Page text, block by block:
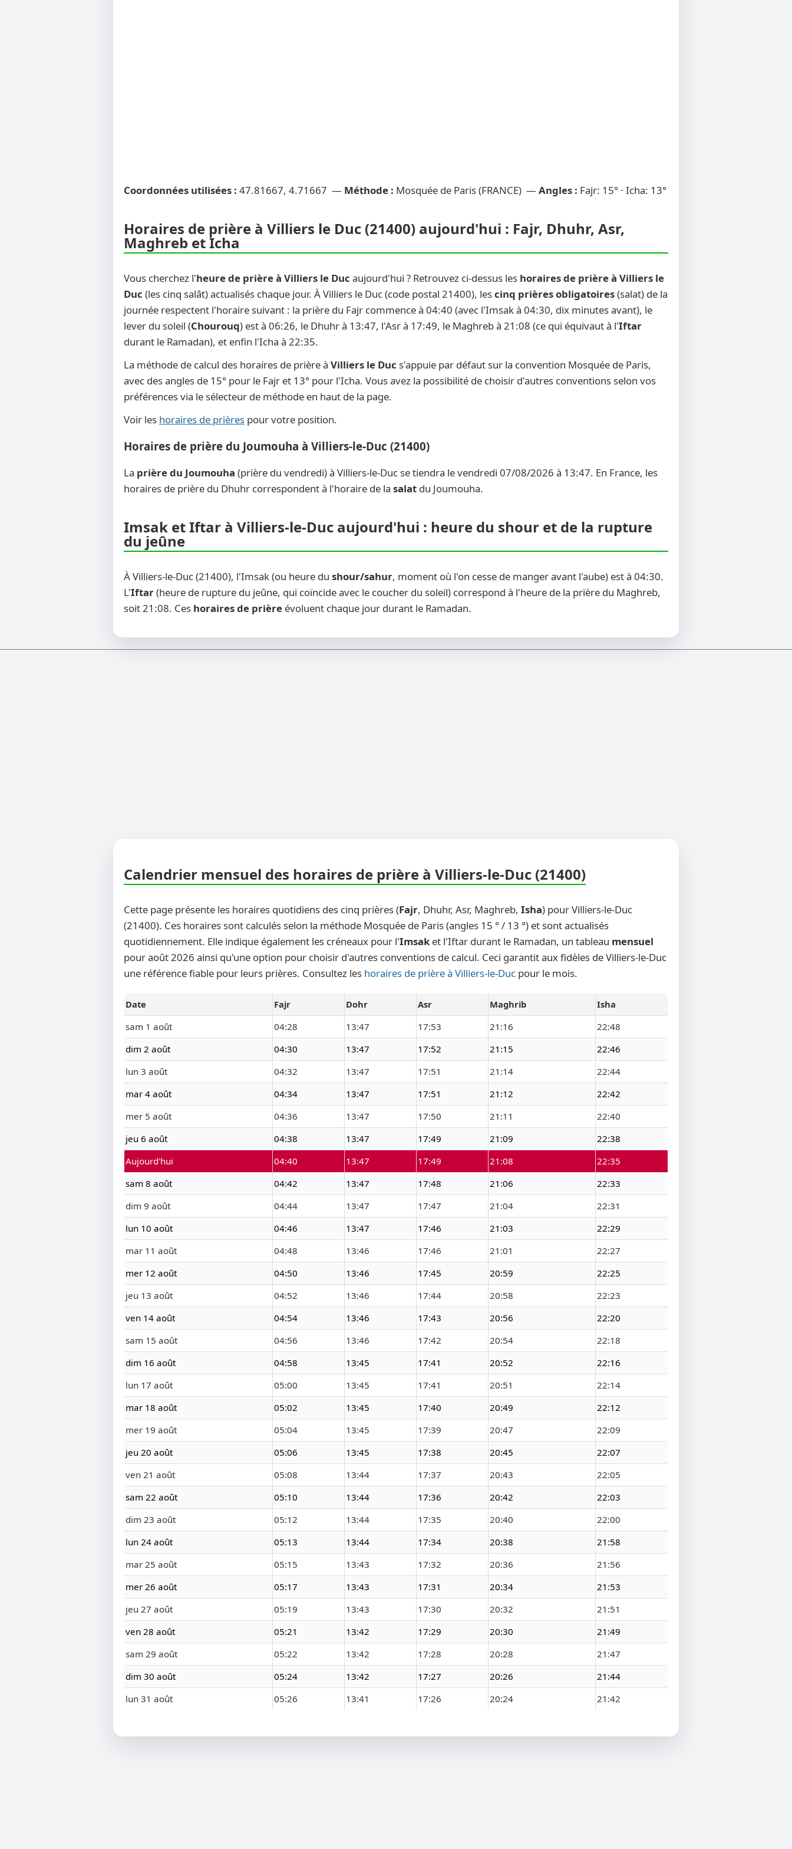
Coordonnées utilisées : 47.81667, 4.71667 — Méthode : Mosquée de Paris (FRANCE) — Angles : Fajr: 15° · Icha: 13°
Horaires de prière à Villiers le Duc (21400) aujourd'hui : Fajr, Dhuhr, Asr,
Maghreb et Icha
Vous cherchez l'heure de prière à Villiers le Duc aujourd'hui ? Retrouvez ci-dessus les horaires de prière à Villiers le
Duc (les cinq salât) actualisés chaque jour. À Villiers le Duc (code postal 21400), lescinq prières obligatoires(salat) de la
journée respectent l'horaire suivant : la prière du Fajr commence à 04:40 (avec l'Imsak à 04:30, dix minutes avant), le
lever du soleil (Chourouq) est à 06:26, le Dhuhr à 13:47, l'Asr à 17:49, le Maghreb à 21:08 (ce qui équivaut à l'Iftar
durant le Ramadan), et enfin l'Icha à 22:35.
La méthode de calcul des horaires de prière à Villiers le Duc s'appuie par défaut sur la convention Mosquée de Paris,
avec des angles de 15° pour le Fajr et 13° pour l'Icha. Vous avez la possibilité de choisir d'autres conventions selon vos
préférences via le sélecteur de méthode en haut de la page.
Voir les horaires de prières pour votre position.
Horaires de prière du Joumouha à Villiers-le-Duc (21400)
La prière du Joumouha (prière du vendredi) à Villiers-le-Duc se tiendra le vendredi 07/08/2026 à 13:47. En France, les
horaires de prière du Dhuhr correspondent à l'horaire de la salat du Joumouha.
Imsak et Iftar à Villiers-le-Duc aujourd'hui : heure du shour et de la rupture
du jeûne
À Villiers-le-Duc (21400), l'Imsak (ou heure du shour/sahur, moment où l'on cesse de manger avant l'aube) est à 04:30.
L'Iftar(heure de rupture du jeûne, qui coïncide avec le coucher du soleil) correspond à l'heure de la prière du Maghreb,
soit 21:08. Ces horaires de prière évoluent chaque jour durant le Ramadan.
Calendrier mensuel des horaires de prière à Villiers-le-Duc (21400)
Cette page présente les horaires quotidiens des cinq prières (Fajr, Dhuhr, Asr, Maghreb, Isha) pour Villiers-le-Duc
(21400). Ces horaires sont calculés selon la méthode Mosquée de Paris (angles 15 ° / 13 °) et sont actualisés
quotidiennement. Elle indique également les créneaux pour l'Imsak et l'Iftar durant le Ramadan, un tableau mensuel
pour août 2026 ainsi qu'une option pour choisir d'autres conventions de calcul. Ceci garantit aux fidèles de Villiers-le-Duc
une référence fiable pour leurs prières. Consultez les horaires de prière à Villiers-le-Duc pour le mois.
Date Fajr Dohr Asr Maghrib
Isha
sam 1 août
04:28 13:47 17:53 21:16
22:48
dim 2 août
04:30 13:47 17:52 21:15
22:46
lun 3 août
04:32 13:47 17:51 21:14
22:44
mar 4 août
04:34 13:47 17:51 21:12
22:42
mer 5 août
04:36 13:47 17:50 21:11
22:40
jeu 6 août
04:38 13:47 17:49 21:09
22:38
Aujourd'hui
04:40 13:47 17:49 21:08
22:35
sam 8 août
04:42 13:47 17:48 21:06
22:33
dim 9 août
04:44 13:47 17:47 21:04
22:31
lun 10 août
04:46 13:47 17:46 21:03
22:29
mar 11 août
04:48 13:46 17:46 21:01
22:27
mer 12 août
04:50 13:46 17:45 20:59
22:25
jeu 13 août
04:52 13:46 17:44 20:58
22:23
ven 14 août
04:54 13:46 17:43 20:56
22:20
sam 15 août
04:56 13:46 17:42 20:54
22:18
dim 16 août
04:58 13:45 17:41 20:52
22:16
lun 17 août
05:00 13:45 17:41 20:51
22:14
mar 18 août
05:02 13:45 17:40 20:49
22:12
mer 19 août
05:04 13:45 17:39 20:47
22:09
jeu 20 août
05:06 13:45 17:38 20:45
22:07
ven 21 août
05:08 13:44 17:37 20:43
22:05
sam 22 août
05:10 13:44 17:36 20:42
22:03
dim 23 août
05:12 13:44 17:35 20:40
22:00
lun 24 août
05:13 13:44 17:34 20:38
21:58
mar 25 août
05:15 13:43 17:32 20:36
21:56
mer 26 août
05:17 13:43 17:31 20:34
21:53
jeu 27 août
05:19 13:43 17:30 20:32
21:51
ven 28 août
05:21 13:42 17:29 20:30
21:49
sam 29 août
05:22 13:42 17:28 20:28
21:47
dim 30 août
05:24 13:42 17:27 20:26
21:44
lun 31 août
05:26 13:41 17:26 20:24 21:42